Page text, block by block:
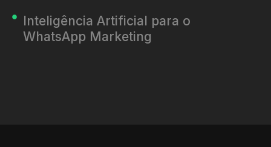
Inteligência Artificial para o
WhatsApp Marketing